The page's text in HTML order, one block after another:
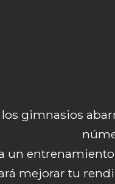
los gimnasios
un
mejorar tu